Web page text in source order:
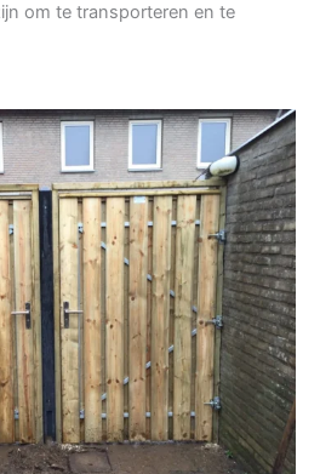
om te transporteren en te